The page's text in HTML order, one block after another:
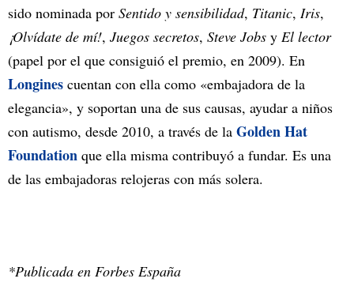
sido nominada por Sentido y sensibilidad, Titanic, Iris,
¡Olvídate de mí!, Juegos secretos, Steve Jobs y El lector
(papel por el que consiguió el premio, en 2009). En
Longines cuentan con ella como «embajadora de la
elegancia», y soportan una de sus causas, ayudar a niños
con autismo, desde 2010, a través de la Golden Hat
Foundation que ella misma contribuyó a fundar. Es una
de las embajadoras relojeras con más solera.
*Publicada en Forbes España